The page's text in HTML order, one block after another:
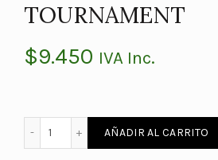
TOURNAMENT
$9.450 IVA Inc.
JUEGO DE BOLAS BELGAS
AÑADIR AL CARRITO